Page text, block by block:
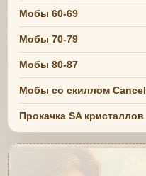
Мобы 60-69
Мобы 70-79
Мобы 80-87
Мобы со скиллом Cancel
Прокачка SA кристаллов